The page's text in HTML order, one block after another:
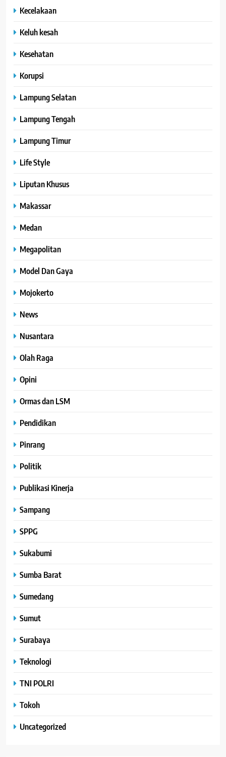
Kecelakaan
Keluh kesah
Kesehatan
Korupsi
Lampung Selatan
Lampung Tengah
Lampung Timur
Life Style
Liputan Khusus
Makassar
Medan
Megapolitan
Model Dan Gaya
Mojokerto
News
Nusantara
Olah Raga
Opini
Ormas dan LSM
Pendidikan
Pinrang
Politik
Publikasi Kinerja
Sampang
SPPG
Sukabumi
Sumba Barat
Sumedang
Sumut
Surabaya
Teknologi
TNI POLRI
Tokoh
Uncategorized